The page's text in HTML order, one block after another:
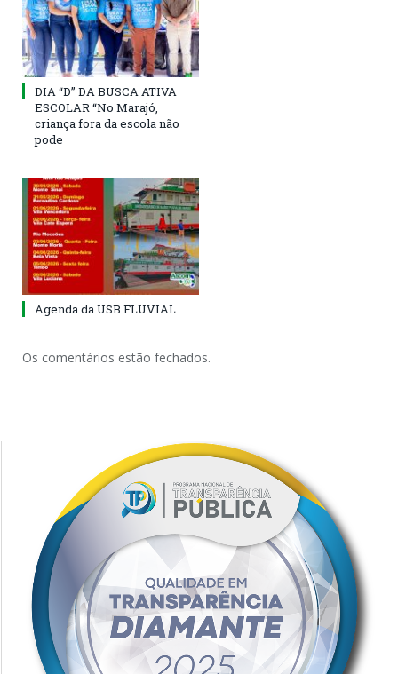
DIA “D” DA BUSCA ATIVA
ESCOLAR “No Marajó,
criança fora da escola não
pode
Agenda da USB FLUVIAL
Os comentários estão fechados.